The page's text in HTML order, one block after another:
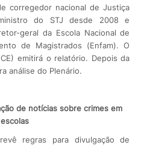
corregedor nacional de Justiça
do STJ desde 2008 e
geral da Escola Nacional de
de Magistrados (Enfam). O
emitirá o relatório. Depois da
análise do Plenário.
de notícias sobre crimes em
escolas
regras para divulgação de